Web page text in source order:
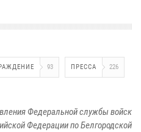
93 ПРЕССА 226
Федеральной службы войск
Федерации по Белгородской